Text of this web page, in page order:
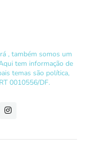
, também somos um
tem informação de
temas são política,
0010556/DF.